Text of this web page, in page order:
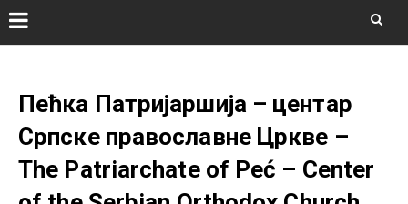
contentПећка Патријаршија – центар
Српске православне Цркве –
The Patriarchate of Peć – Center